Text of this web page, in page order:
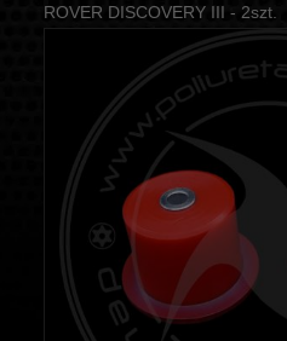
ROVER DISCOVERY III - 2szt.